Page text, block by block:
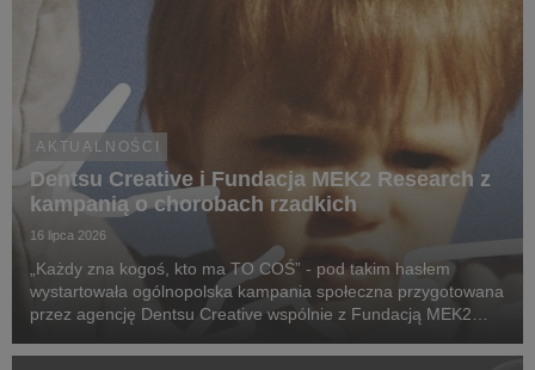
AKTUALNOŚCI
Dentsu Creative i Fundacja MEK2 Research z
kampanią o chorobach rzadkich
16 lipca 2026
„Każdy zna kogoś, kto ma TO COŚ” - pod takim hasłem
wystartowała ogólnopolska kampania społeczna przygotowana
przez agencję Dentsu Creative wspólnie z Fundacją MEK2
chorób rzadkich, zwrócenie uwagi na problemy pac...